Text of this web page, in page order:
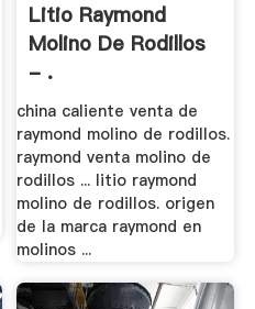
Litio Raymond
Molino De Rodillos
- .
china caliente venta de
raymond molino de rodillos.
raymond venta molino de
rodillos ... litio raymond
molino de rodillos. origen
de la marca raymond en
molinos ...